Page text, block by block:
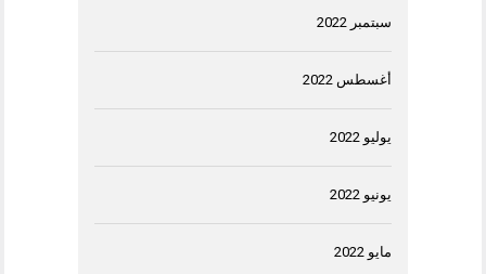
سبتمبر 2022
أغسطس 2022
يوليو 2022
يونيو 2022
مايو 2022